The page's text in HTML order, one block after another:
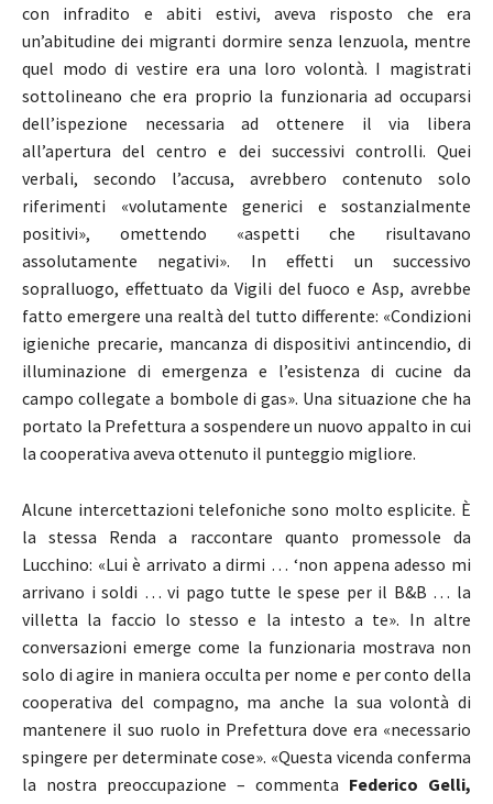
con infradito e abiti estivi, aveva risposto che era
un’abitudine dei migranti dormire senza lenzuola, mentre
quel modo di vestire era una loro volontà. I magistrati
sottolineano che era proprio la funzionaria ad occuparsi
dell’ispezione necessaria ad ottenere il via libera
all’apertura del centro e dei successivi controlli. Quei
verbali, secondo l’accusa, avrebbero contenuto solo
riferimenti «volutamente generici e sostanzialmente
positivi», omettendo «aspetti che risultavano
assolutamente negativi». In effetti un successivo
sopralluogo, effettuato da Vigili del fuoco e Asp, avrebbe
fatto emergere una realtà del tutto differente: «Condizioni
igieniche precarie, mancanza di dispositivi antincendio, di
illuminazione di emergenza e l’esistenza di cucine da
campo collegate a bombole di gas». Una situazione che ha
portato la Prefettura a sospendere un nuovo appalto in cui
la cooperativa aveva ottenuto il punteggio migliore.
Alcune intercettazioni telefoniche sono molto esplicite. È
la stessa Renda a raccontare quanto promessole da
Lucchino: «Lui è arrivato a dirmi … ‘non appena adesso mi
arrivano i soldi … vi pago tutte le spese per il B&B … la
villetta la faccio lo stesso e la intesto a te». In altre
conversazioni emerge come la funzionaria mostrava non
solo di agire in maniera occulta per nome e per conto della
cooperativa del compagno, ma anche la sua volontà di
mantenere il suo ruolo in Prefettura dove era «necessario
spingere per determinate cose». «Questa vicenda conferma
la nostra preoccupazione – commenta Federico Gelli,